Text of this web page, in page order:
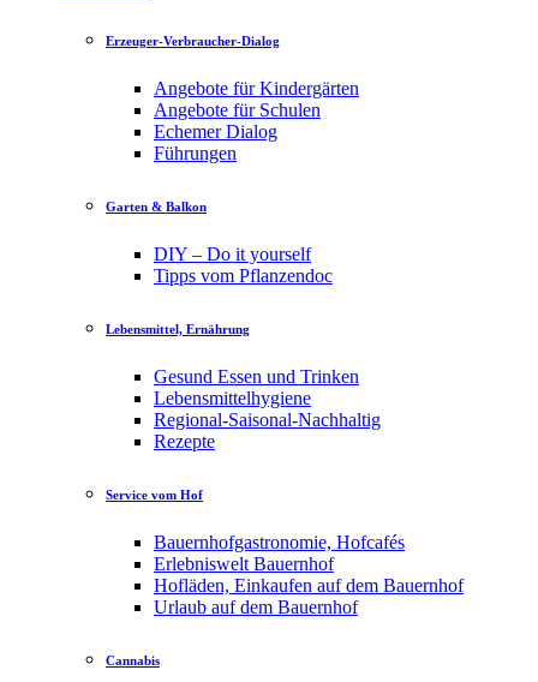
Erzeuger-Verbraucher-Dialog
Angebote für Kindergärten
Angebote für Schulen
Echemer Dialog
Führungen
Garten & Balkon
DIY – Do it yourself
Tipps vom Pflanzendoc
Lebensmittel, Ernährung
Gesund Essen und Trinken
Lebensmittelhygiene
Regional-Saisonal-Nachhaltig
Rezepte
Service vom Hof
Bauernhofgastronomie, Hofcafés
Erlebniswelt Bauernhof
Hofläden, Einkaufen auf dem Bauernhof
Urlaub auf dem Bauernhof
Cannabis